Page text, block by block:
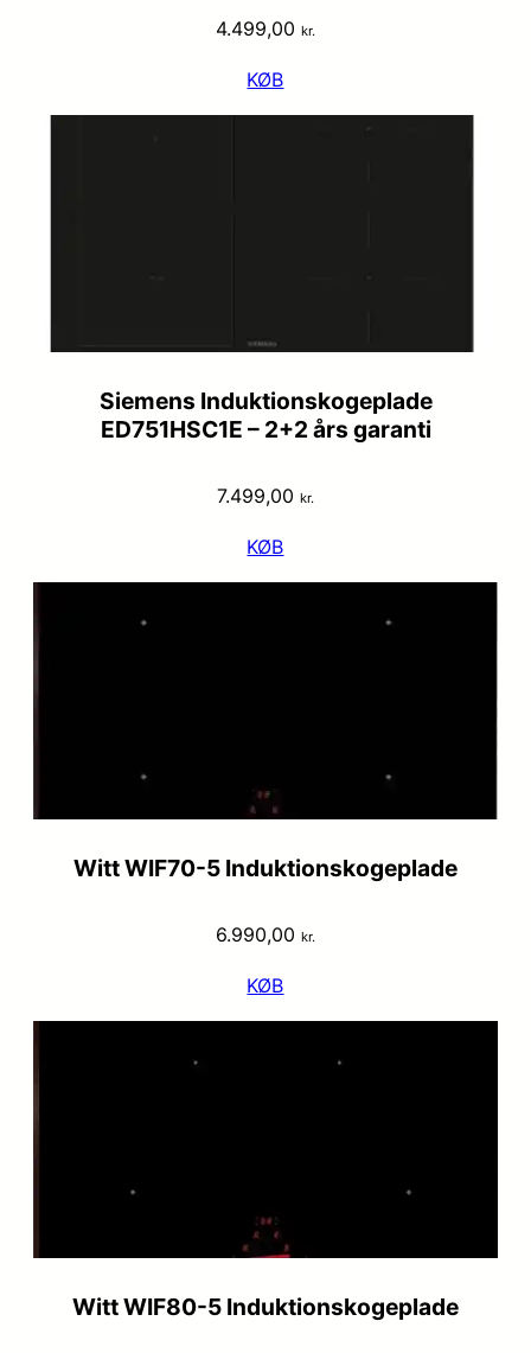
4.499,00 kr.
KØB
Siemens Induktionskogeplade
ED751HSC1E – 2+2 års garanti
7.499,00 kr.
KØB
Witt WIF70-5 Induktionskogeplade
6.990,00 kr.
KØB
Witt WIF80-5 Induktionskogeplade